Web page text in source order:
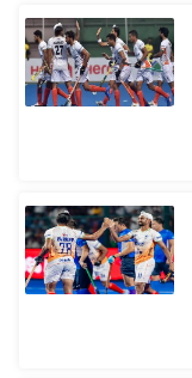
ग
त
वि
शे
रा
य
ब